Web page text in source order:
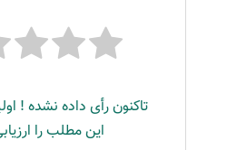
تاکنون رأی داده نشده !
این مطلب را